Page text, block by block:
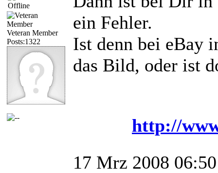
Veteran Member
Posts:1322
ein Fehler.
Ist denn bei eBay
das Bild, oder ist
http://
17 Mrz 2008 06:50